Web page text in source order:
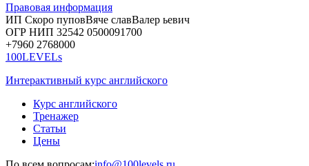
Правовая информация
ИП Скоро пуповВяче славВалер ьевич
ОГР НИП 32542 0500091700
+7960 2768000
100LEVELs
Интерактивный курс английского
Курс английского
Тренажер
Статьи
Цены